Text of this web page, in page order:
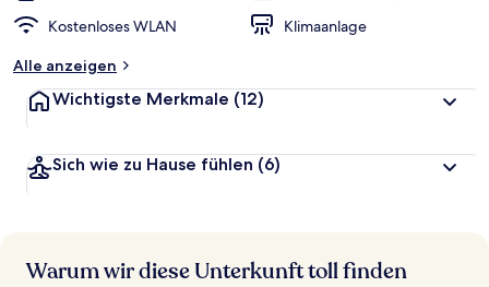
Kostenloses WLAN
Klimaanlage
Alle anzeigen
Wichtigste Merkmale (12)
Sich wie zu Hause fühlen (6)
Warum wir diese Unterkunft toll finden